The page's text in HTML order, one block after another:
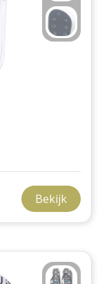
Bekijk